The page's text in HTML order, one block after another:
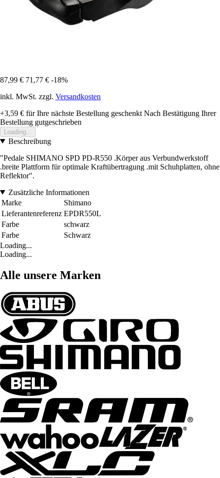
87,99 € 71,77 € -18%
inkl. MwSt. zzgl. Versandkosten
+3,59 € für Ihre nächste Bestellung geschenkt Nach Bestätigung Ihrer
Bestellung gutgeschrieben
Loading...
Beschreibung
"Pedale SHIMANO SPD PD-R550 .Körper aus Verbundwerkstoff
.breite Plattform für optimale Kraftübertragung .mit Schuhplatten, ohne
Reflektor".
Zusätzliche Informationen
Marke
Shimano
Lieferantenreferenz EPDR550L
Farbe
schwarz
Farbe
Schwarz
Loading...
Loading...
Alle unsere Marken